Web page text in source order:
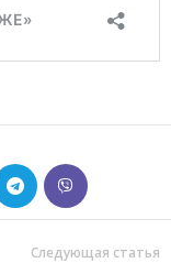
Следующая статья